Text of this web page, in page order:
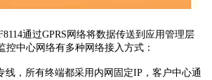
通过GPRS网络将数据传送到应用管理层
控中心网络有多种网络接入方式：
线，所有终端都采用内网固定IP，客户中心通